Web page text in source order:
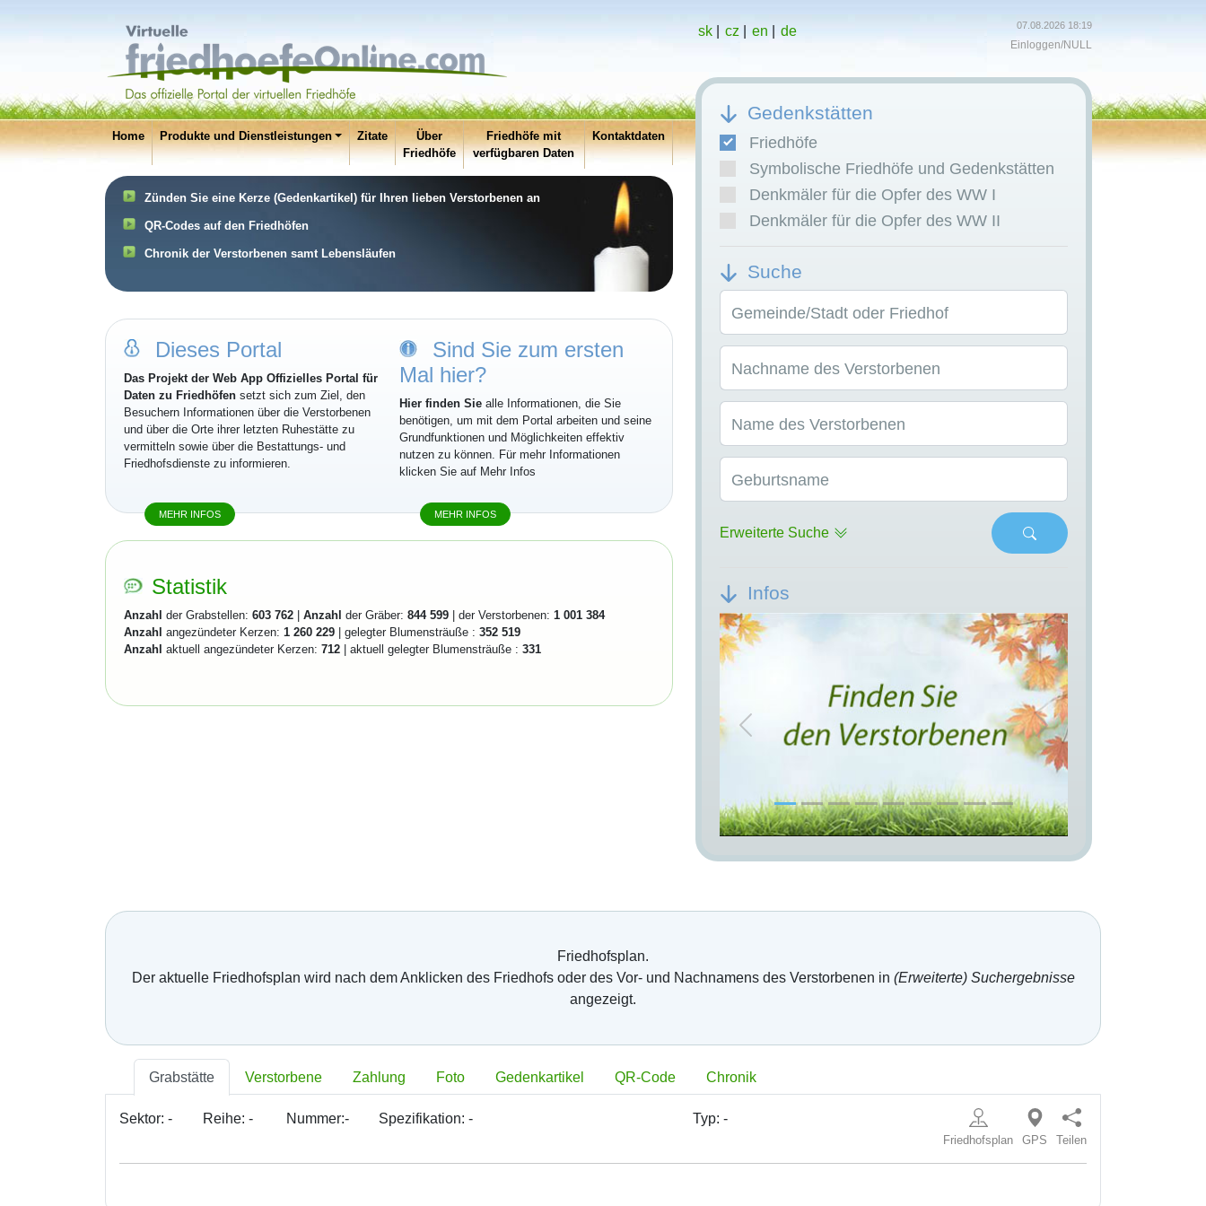
Home Produkte und Dienstleistungen Zitate
Über
Friedhöfe
Friedhöfe mit
verfügbaren Daten
Kontaktdaten
Zünden Sie eine Kerze (Gedenkartikel) für Ihren lieben Verstorbenen an
QR-Codes auf den Friedhöfen
Chronik der Verstorbenen samt Lebensläufen
sk| cz en de 07.08.2026 18:19
Einloggen/NULL
Gedenkstätten
Friedhöfe
Symbolische Friedhöfe und Gedenkstätten
Denkmäler für die Opfer des WW I
Denkmäler für die Opfer des WW II
Suche
Gemeinde/Stadt oder Friedhof
Nachname des Verstorbenen
Name des Verstorbenen
Geburtsname
Erweiterte Suche
Infos
Previous Next
Dieses Portal
Das Projekt der Web App Offizielles Portal für
Daten zu Friedhöfen setzt sich zum Ziel, den
Besuchern Informationen über die Verstorbenen
und über die Orte ihrer letzten Ruhestätte zu
vermitteln sowie über die Bestattungs- und
Friedhofsdienste zu informieren.
MEHR INFOS
Sind Sie zum ersten
Mal hier?
Hier finden Sie alle Informationen, die Sie
benötigen, um mit dem Portal arbeiten und seine
Grundfunktionen und Möglichkeiten effektiv
nutzen zu können. Für mehr Informationen
klicken Sie auf Mehr Infos
MEHR INFOS
Statistik
Anzahl der Grabstellen: 603 762 Anzahl der Gräber: 844 599 | der Verstorbenen: 1 001 384
Anzahl angezündeter Kerzen: 1 260 229 | gelegter Blumensträuße : 352 519
Anzahl aktuell angezündeter Kerzen: 712 | aktuell gelegter Blumensträuße : 331
Friedhofsplan.
Der aktuelle Friedhofsplan wird nach dem Anklicken des Friedhofs oder des Vor- und Nachnamens des Verstorbenen in (Erweiterte) Suchergebnisse
angezeigt.
Grabstätte Verstorbene Zahlung Foto Gedenkartikel QR-Code Chronik
Sektor: - Reihe:- Nummer:- Spezifikation:- Typ: -
Friedhofsplan GPS Teilen